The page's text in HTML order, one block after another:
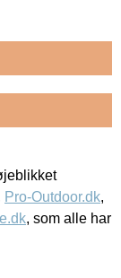
Pro-Outdoor.dk,
, som alle har